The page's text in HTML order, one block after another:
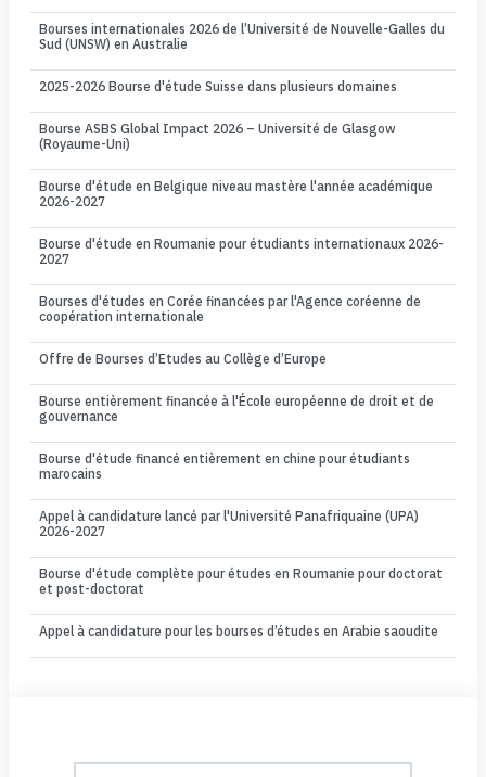
Bourses internationales 2026 de l’Université de Nouvelle-Galles du
Sud (UNSW) en Australie
2025-2026 Bourse d'étude Suisse dans plusieurs domaines
Bourse ASBS Global Impact 2026 – Université de Glasgow
(Royaume-Uni)
Bourse d'étude en Belgique niveau mastère l'année académique
2026-2027
Bourse d'étude en Roumanie pour étudiants internationaux 2026-
2027
Bourses d'études en Corée financées par l'Agence coréenne de
coopération internationale
Offre de Bourses d’Etudes au Collège d’Europe
Bourse entièrement financée à l'École européenne de droit et de
gouvernance
Bourse d'étude financé entièrement en chine pour étudiants
marocains
Appel à candidature lancé par l'Université Panafriquaine (UPA)
2026-2027
Bourse d'étude complète pour études en Roumanie pour doctorat
et post-doctorat
Appel à candidature pour les bourses d’études en Arabie saoudite